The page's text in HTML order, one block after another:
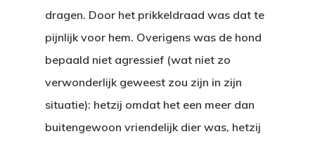
dragen. Door het prikkeldraad was dat te
pijnlijk voor hem. Overigens was de hond
bepaald niet agressief (wat niet zo
verwonderlijk geweest zou zijn in zijn
situatie): hetzij omdat het een meer dan
buitengewoon vriendelijk dier was, hetzij